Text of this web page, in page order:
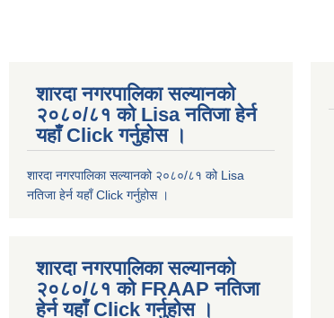
शारदा नगरपालिका सल्यानको
२०८०/८१ को Lisa नतिजा हेर्न
यहाँ Click गर्नुहोस ।
शारदा नगरपालिका सल्यानको २०८०/८१ को Lisa
नतिजा हेर्न यहाँ Click गर्नुहोस ।
शारदा नगरपालिका सल्यानको
२०८०/८१ को FRAAP नतिजा
हेर्न यहाँ Click गर्नुहोस ।